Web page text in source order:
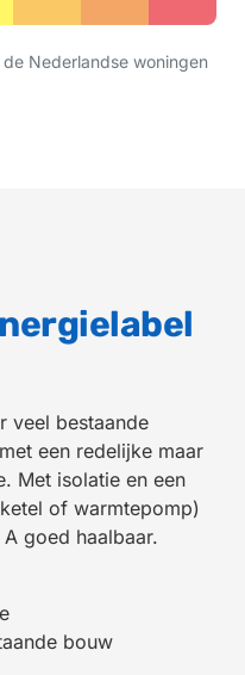
Nederlandse woningen
veel bestaande
een redelijke maar
Met isolatie en een
of warmtepomp)
goed haalbaar.
bouw